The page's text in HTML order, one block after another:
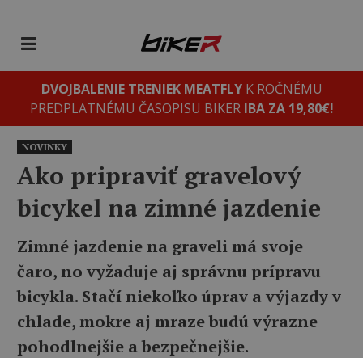
DVOJBALENIE TRENIEK MEATFLYK ROČNÉMU
PREDPLATNÉMU ČASOPISU BIKER IBA ZA 19,80€!
NOVINKY
Ako pripraviť gravelový
bicykel na zimné jazdenie
Zimné jazdenie na graveli má svoje
čaro, no vyžaduje aj správnu prípravu
bicykla. Stačí niekoľko úprav a výjazdy v
chlade, mokre aj mraze budú výrazne
pohodlnejšie a bezpečnejšie.